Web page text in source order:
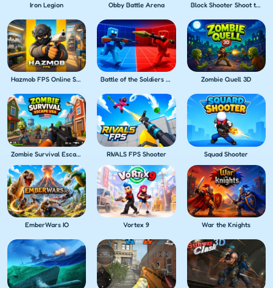
Iron Legion Obby Battle Arena Block Shooter Shoot the Blocks!
Hazmob FPS Online Shooter Battle of the Soldiers Red vs Blue Zombie Quell 3D
Zombie Survival Escape USA RIVALS FPS Shooter Squad Shooter
EmberWars IO Vortex 9 War the Knights